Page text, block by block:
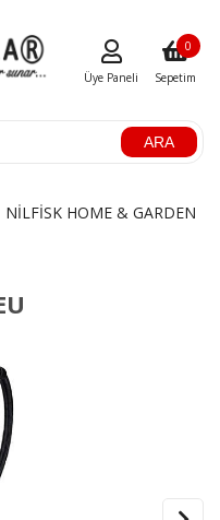
ARA
Üye Paneli Sepetim
0
NİLFİSK HOME & GARDEN